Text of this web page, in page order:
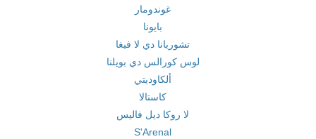
غوندومار
بايونا
تشوريانا دي لا فيغا
لوس كورالس دي بويلنا
ألكاوديتي
كاستالا
لا روكا ديل فاليس
S'Arenal